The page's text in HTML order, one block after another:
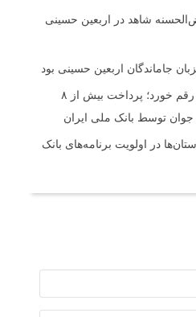
شاهد در اربعین حسینی
جاماندگان اربعین حسینی بود
در چهار ماه نخست ۱۴۰۵ رقم خورد؛ پرداخت بیش از ۸
توسط بانک ملی ایران
در اولویت برنامه‌های بانک